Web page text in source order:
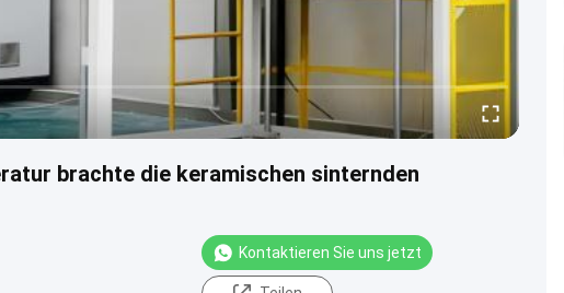
brachte die keramischen sinternden
Kontaktieren Sie uns jetzt